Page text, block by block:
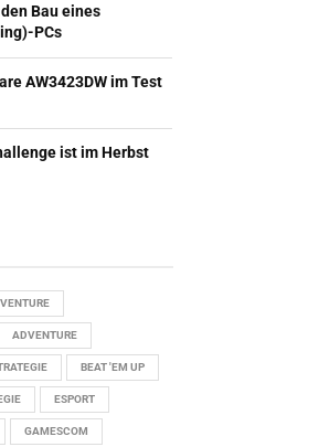
Bau eines
PCs
AW3423DW im Test
ist im Herbst
ADVENTURE
BEAT 'EM UP
ESPORT
GAMESCOM